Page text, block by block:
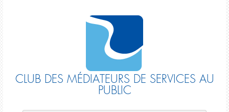
CLUB DES MÉDIATEURS DE SERVICES AU
PUBLIC